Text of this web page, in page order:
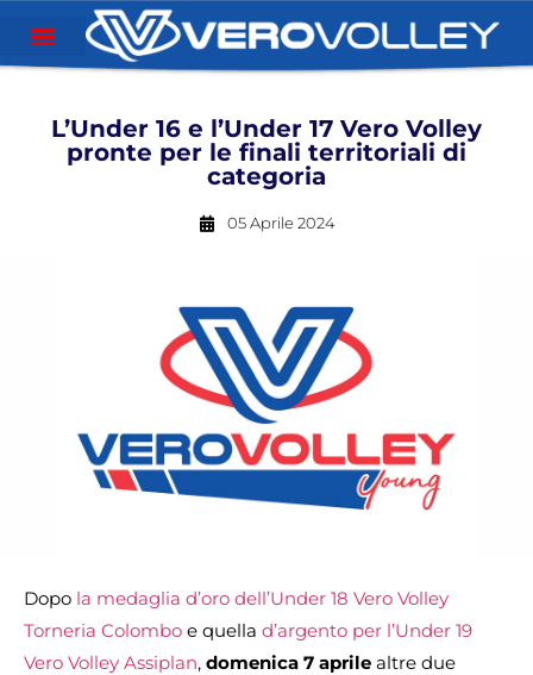
L’Under 16 e l’Under 17 Vero Volley
pronte per le finali territoriali di
categoria
05 Aprile 2024
Dopo la medaglia d’oro dell’Under 18 Vero Volley
Torneria Colombo e quella d’argento per l’Under 19
Vero Volley Assiplan, domenica 7 aprile altre due